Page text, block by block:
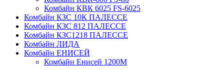
Комбайн КВК 6025 FS-6025
Комбайн КЗС 10К ПАЛЕССЕ
Комбайн КЗС 812 ПАЛЕССЕ
Комбайн КЗС1218 ПАЛЕССЕ
Комбайн ЛИДА
Комбайн ЕНИСЕЙ
Комбайн Енисей 1200М